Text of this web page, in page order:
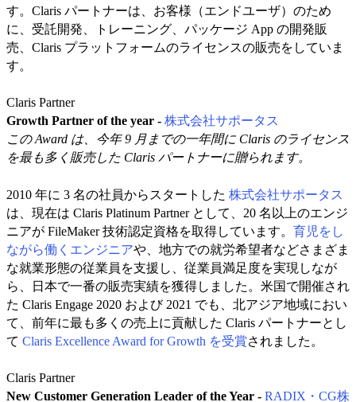
す。Claris パートナーは、お客様（エンドユーザ）のため
に、受託開発、トレーニング、パッケージ App の開発販
売、Claris プラットフォームのライセンスの販売をしていま
す。
Claris Partner
Growth Partner of the year - 株式会社サポータス
この Award は、今年 9 月までの一年間に Claris のライセンス
を最も多く販売した Claris パートナーに贈られます。
2010 年に 3 名の社員からスタートした 株式会社サポータス
は、現在は Claris Platinum Partner として、20 名以上のエンジ
ニアが FileMaker 技術認定資格を取得しています。 育児をし
ながら働くエンジニアや、地方での就労希望者などさまざま
な就業形態の従業員を支援し、従業員満足度を実現しなが
ら、日本で一番の販売実績を獲得しました。米国で開催され
た Claris Engage 2020 および 2021 でも、北アジア地域におい
て、前年に最も多くの売上に貢献した Claris パートナーとし
て Claris Excellence Award for Growth を受賞されました。
Claris Partner
New Customer Generation Leader of the Year - RADIX・CG株